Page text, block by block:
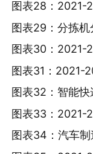
图表28：2021-
图表29：分拣机
图表30：2021-
图表31：2021-
图表32：智能
图表33：2021-
图表34：汽车